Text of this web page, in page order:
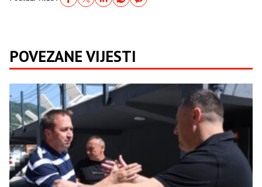
POVEZANE VIJESTI